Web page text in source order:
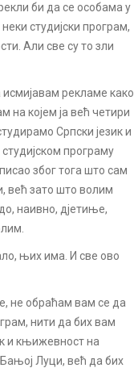
би да се особама у
студијски програм,
Али све су то зли
рекламе како
на којем ја већ четири
Српски језик и
програму
због тога што сам
већ зато што волим
наивно, дјетиње,
њих има. И све ово
не обраћам вам се да
нити да бих вам
и књижевност на
Луци, већ да бих